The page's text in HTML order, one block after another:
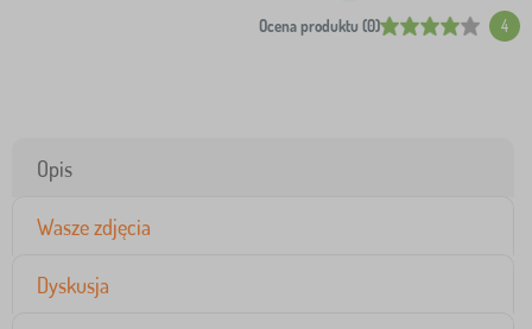
Ocena produktu (0) 4
Opis
Wasze zdjęcia
Dyskusja